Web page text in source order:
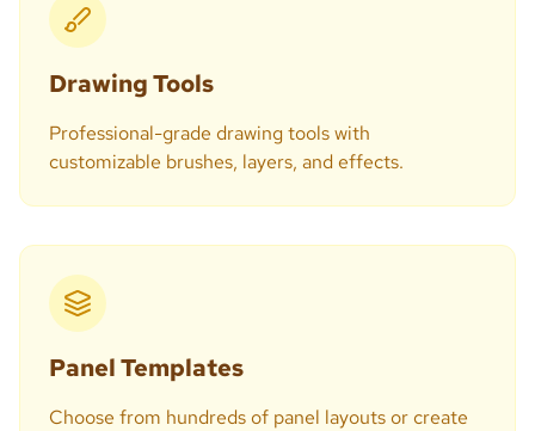
Drawing Tools
Professional-grade drawing tools with
customizable brushes, layers, and effects.
Panel Templates
Choose from hundreds of panel layouts or create